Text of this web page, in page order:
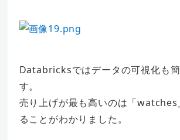
Databricksではデータの可視化も
す。
売り上げが最も高いのは「
ることがわかりました。